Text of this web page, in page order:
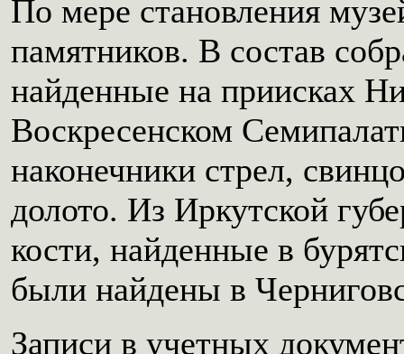
По мере становления
памятников. В состав
найденные на приисках
Воскресенском
наконечники стрел,
долото. Из Иркутской
кости, найденные в
были найдены в
Записи в учетных